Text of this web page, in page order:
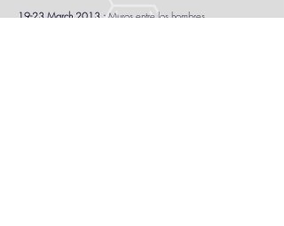
19-23 March 2013 :Muros entre los hombres